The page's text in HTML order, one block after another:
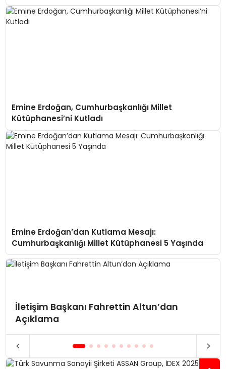
Emine Erdoğan, Cumhurbaşkanlığı Millet
Kütüphanesi’ni Kutladı
Emine Erdoğan’dan Kutlama Mesajı:
Cumhurbaşkanlığı Millet Kütüphanesi 5 Yaşında
İletişim Başkanı Fahrettin Altun’dan
Açıklama